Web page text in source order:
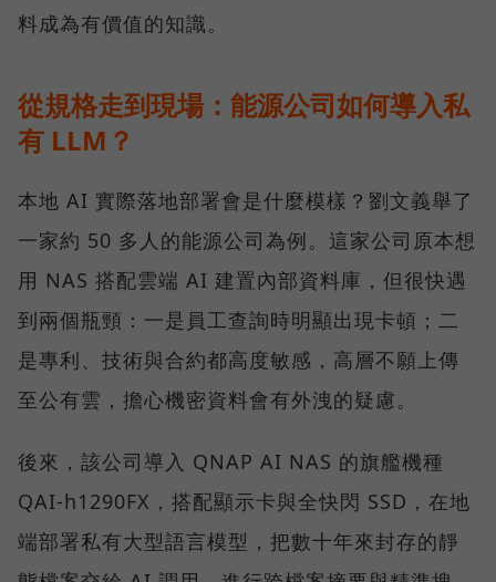
料成為有價值的知識。
從規格走到現場：能源公司如何導入私
有 LLM？
本地 AI 實際落地部署會是什麼模樣？劉文義舉了
一家約 50 多人的能源公司為例。這家公司原本想
用 NAS 搭配雲端 AI 建置內部資料庫，但很快遇
到兩個瓶頸：一是員工查詢時明顯出現卡頓；二
是專利、技術與合約都高度敏感，高層不願上傳
至公有雲，擔心機密資料會有外洩的疑慮。
後來，該公司導入 QNAP AI NAS 的旗艦機種
QAI-h1290FX，搭配顯示卡與全快閃 SSD，在地
端部署私有大型語言模型，把數十年來封存的靜